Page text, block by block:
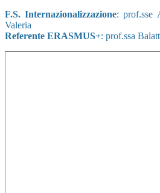
F.S. Internazionalizzazione: prof.sse
Valeria
Referente ERASMUS+: prof.ssa